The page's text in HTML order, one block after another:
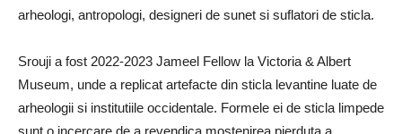
arheologi, antropologi, designeri de sunet si suflatori de sticla.
Srouji a fost 2022-2023 Jameel Fellow la Victoria & Albert
Museum, unde a replicat artefacte din sticla levantine luate de
arheologii si institutiile occidentale. Formele ei de sticla limpede
sunt o incercare de a revendica mostenirea pierduta a